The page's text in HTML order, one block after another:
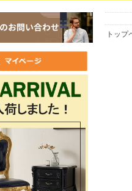
トップ